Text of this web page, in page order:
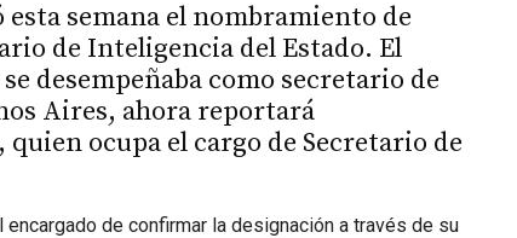
semana el nombramiento de
de Inteligencia del Estado. El
desempeñaba como secretario de
Aires, ahora reportará
ocupa el cargo de Secretario de
de confirmar la designación a través de su